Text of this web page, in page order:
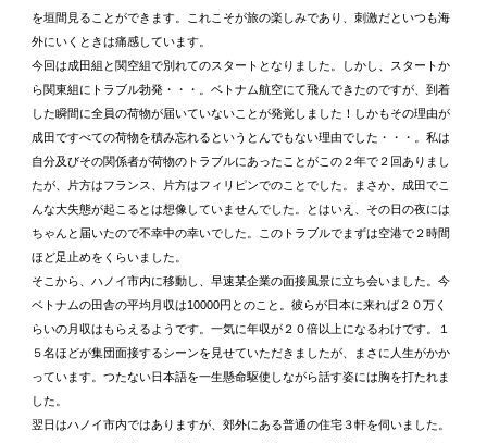
を垣間見ることができます。これこそが旅の楽しみであり、刺激だといつも海
外にいくときは痛感しています。
今回は成田組と関空組で別れてのスタートとなりました。しかし、スタートか
ら関東組にトラブル勃発・・・。ベトナム航空にて飛んできたのですが、到着
した瞬間に全員の荷物が届いていないことが発覚しました！しかもその理由が
成田ですべての荷物を積み忘れるというとんでもない理由でした・・・。私は
自分及びその関係者が荷物のトラブルにあったことがこの２年で２回ありまし
たが、片方はフランス、片方はフィリピンでのことでした。まさか、成田でこ
んな大失態が起こるとは想像していませんでした。とはいえ、その日の夜には
ちゃんと届いたので不幸中の幸いでした。このトラブルでまずは空港で２時間
ほど足止めをくらいました。
そこから、ハノイ市内に移動し、早速某企業の面接風景に立ち会いました。今
ベトナムの田舎の平均月収は10000円とのこと。彼らが日本に来れば２０万く
らいの月収はもらえるようです。一気に年収が２０倍以上になるわけです。１
５名ほどが集団面接するシーンを見せていただきましたが、まさに人生がかか
っています。つたない日本語を一生懸命駆使しながら話す姿には胸を打たれま
した。
翌日はハノイ市内ではありますが、郊外にある普通の住宅３軒を伺いました。